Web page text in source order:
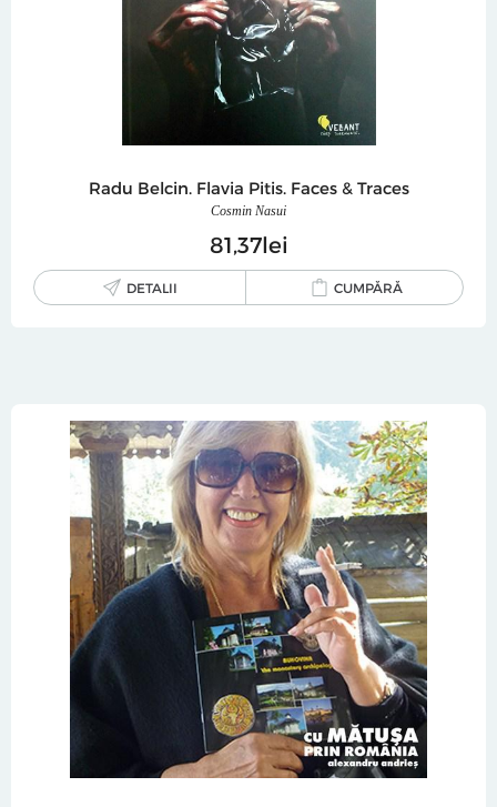
Radu Belcin. Flavia Pitis. Faces & Traces
Cosmin Nasui
81 37lei
DETALII CUMPĂRĂ